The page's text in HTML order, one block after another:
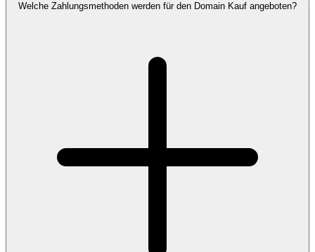
Welche Zahlungsmethoden werden für den Domain Kauf angeboten?